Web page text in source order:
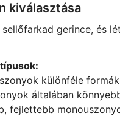
kiválasztása
gerince, és
különféle
általában
fejlettebb